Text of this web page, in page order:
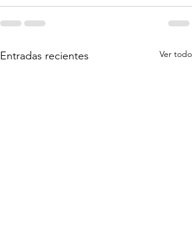
Entradas recientes Ver todo